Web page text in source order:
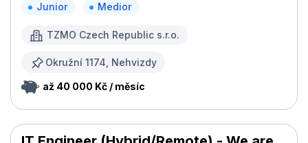
Junior Medior
TZMO Czech Republic s.r.o.
Okružní 1174, Nehvizdy
až 40 000 Kč / měsíc